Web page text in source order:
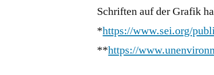
Schriften auf der Grafik
*https://www.sei.org/
**https://